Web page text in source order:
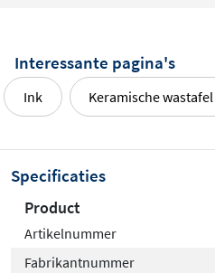
Interessante pagina's
Ink Keramische wastafel
Specificaties
Product
Artikelnummer
Fabrikantnummer